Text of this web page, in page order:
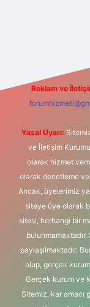
Reklam ve
Yasal Uyarı:
ve İletişim
olarak hizmet
olarak denetleme
Ancak, üyelerimiz
siteye üye olarak
sitesi, herhangi bir
bulunmamaktadır.
paylaşılmaktadır.
olup, gerçek
Gerçek kurum ve
Sitemiz, kar amacı